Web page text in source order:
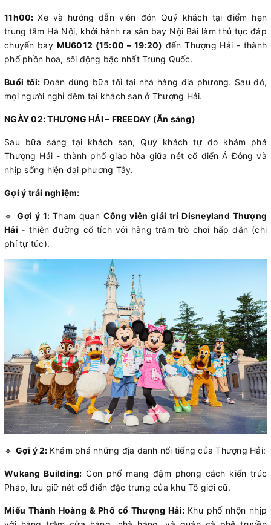
11h00:Xe và hướng dẫn viên đón Quý khách tại điểm hẹn
trung tâm Hà Nội, khởi hành ra sân bay Nội Bài làm thủ tục đáp
chuyến bay MU6012 (15:00 – 19:20) đến Thượng Hải - thành
phố phồn hoa, sôi động bậc nhất Trung Quốc.
Buổi tối: Đoàn dùng bữa tối tại nhà hàng địa phương. Sau đó,
mọi người nghỉ đêm tại khách sạn ở Thượng Hải.
NGÀY 02: THƯỢNG HẢI – FREEDAY (Ăn sáng)
Sau bữa sáng tại khách sạn, Quý khách tự do khám phá
Thượng Hải - thành phố giao hòa giữa nét cổ điển Á Đông và
nhịp sống hiện đại phương Tây.
Gợi ý trải nghiệm:
🔹Gợi ý 1:Tham quan Công viên giải trí Disneyland Thượng
Hải - thiên đường cổ tích với hàng trăm trò chơi hấp dẫn (chi
phí tự túc).
🔹 Gợi ý 2: Khám phá những địa danh nổi tiếng của Thượng Hải:
Wukang Building: Con phố mang đậm phong cách kiến trúc
Pháp, lưu giữ nét cổ điển đặc trưng của khu Tô giới cũ.
Miếu Thành Hoàng & Phố cổ Thượng Hải: Khu phố nhộn nhịp